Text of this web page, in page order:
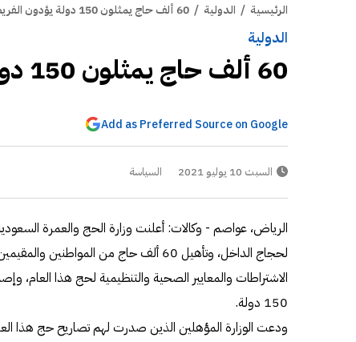
الرئيسية / الدولية / 60 ألف حاج يمثلون 150 دولة يؤدون الفريضة هذا العام
الدولية
60 ألف حاج يمثلون 150 دولة يؤدون الفريضة هذا العام
Add as Preferred Source on Google
السبت 10 يوليو 2021 السياسة
الرياض، عواصم - وكالات: أعلنت وزارة الحج والعمرة
لحجاج الداخل، وتأهيل 60 ألف حاج من
الاشتراطات والمعايير الصحية والتنظيمية لحج هذا العام،
150 دولة.
ودعت الوزارة المؤهلين الذين صدرت لهم تصاريح حج هذا